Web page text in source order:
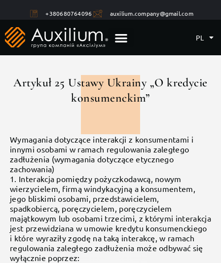
+380680764096 auxilium.company@gmail.com
PL
Artykuł 25 Ustawy Ukrainy „O kredycie
konsumenckim”
Wymagania dotyczące interakcji z konsumentami i
innymi osobami w ramach regulowania zaległego
zadłużenia (wymagania dotyczące etycznego
zachowania)
1. Interakcja pomiędzy pożyczkodawcą, nowym
wierzycielem, firmą windykacyjną a konsumentem,
jego bliskimi osobami, przedstawicielem,
spadkobiercą, poręczycielem, poręczycielem
majątkowym lub osobami trzecimi, z którymi interakcja
jest przewidziana w umowie kredytu konsumenckiego
i które wyraziły zgodę na taką interakcę, w ramach
regulowania zaległego zadłużenia może odbywać się
wyłącznie poprzez: